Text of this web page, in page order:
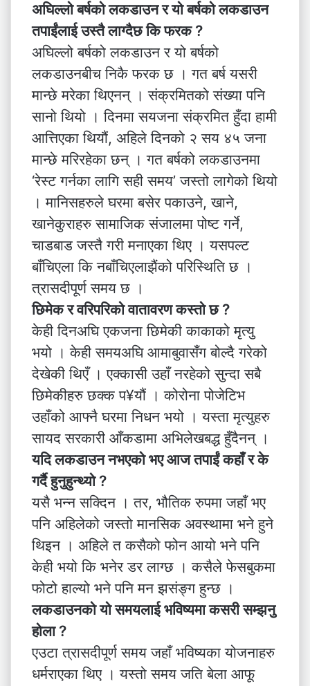
अघिल्लो बर्षको लकडाउन र यो बर्षको लकडाउन
तपाईंलाई उस्तै लाग्दैछ कि फरक ?
अघिल्लो बर्षको लकडाउन र यो बर्षको
लकडाउनबीच निकै फरक छ । गत बर्ष यसरी
मान्छे मरेका थिएनन् । संक्रमितको संख्या पनि
सानो थियो । दिनमा सयजना संक्रमित हुँदा हामी
आत्तिएका थियौं, अहिले दिनको २ सय ४५ जना
मान्छे मरिरहेका छन् । गत बर्षको लकडाउनमा
‘रेस्ट गर्नका लागि सही समय’ जस्तो लागेको थियो
। मानिसहरुले घरमा बसेर पकाउने, खाने,
खानेकुराहरु सामाजिक संजालमा पोष्ट गर्ने,
चाडबाड जस्तै गरी मनाएका थिए । यसपल्ट
बाँचिएला कि नबाँचिएलाझैंको परिस्थिति छ ।
त्रासदीपूर्ण समय छ ।
छिमेक र वरिपरिको वातावरण कस्तो छ ?
केही दिनअघि एकजना छिमेकी काकाको मृत्यु
भयो । केही समयअघि आमाबुवासँग बोल्दै गरेको
देखेकी थिएँ । एक्कासी उहाँ नरहेको सुन्दा सबै
छिमेकीहरु छक्क प¥यौं । कोरोना पोजेटिभ
उहाँको आफ्नै घरमा निधन भयो । यस्ता मृत्युहरु
सायद सरकारी आँकडामा अभिलेखबद्ध हुँदैनन् ।
यदि लकडाउन नभएको भए आज तपाईं कहाँ र के
गर्दै हुनुहुन्थ्यो ?
यसै भन्न सक्दिन । तर, भौतिक रुपमा जहाँ भए
पनि अहिलेको जस्तो मानसिक अवस्थामा भने हुने
थिइन । अहिले त कसैको फोन आयो भने पनि
केही भयो कि भनेर डर लाग्छ । कसैले फेसबुकमा
फोटो हाल्यो भने पनि मन झसंङ्ग हुन्छ ।
लकडाउनको यो समयलाई भविष्यमा कसरी सम्झनु
होला ?
एउटा त्रासदीपूर्ण समय जहाँ भविष्यका योजनाहरु
धर्मराएका थिए । यस्तो समय जति बेला आफू